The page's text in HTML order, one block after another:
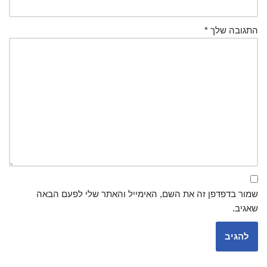
התגובה שלך *
שמור בדפדפן זה את השם, האימייל והאתר שלי לפעם הבאה
שאגיב.